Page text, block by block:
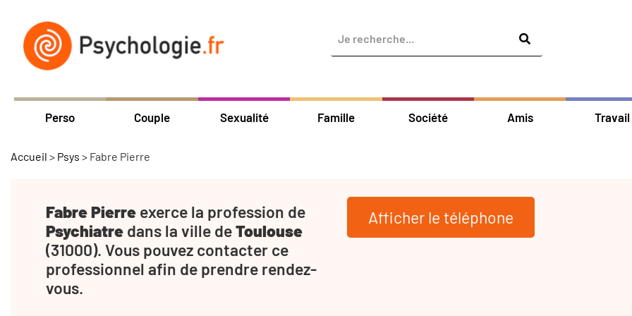
Perso Couple Sexualité Famille Société Amis Travail
Accueil > Psys > Fabre Pierre
Fabre Pierre exerce la profession de
Psychiatre dans la ville deToulouse
(31000). Vous pouvez contacter ce
professionnel afin de prendre rendez-
vous.
Afficher le téléphone